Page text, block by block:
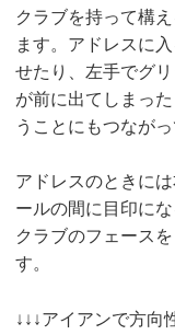
クラブを持って構
ます。アドレスに
せたり、左手でグ
が前に出てしまっ
うことにもつながっ
アドレスのときに
ールの間に目印に
クラブのフェース
す。
↓↓↓アイアンで方向